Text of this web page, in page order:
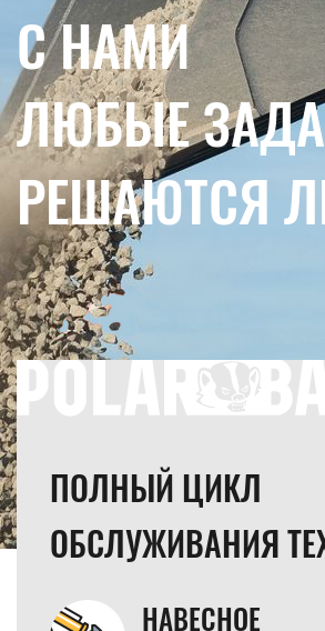
С НАМИ
ЛЮБЫЕ
РЕШАЮТСЯ
ПОЛНЫЙ ЦИКЛ
ОБСЛУЖИВАНИЯ
НАВЕСНОЕ